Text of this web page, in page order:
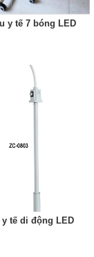
y tế 7 bóng LED
tế di động LED